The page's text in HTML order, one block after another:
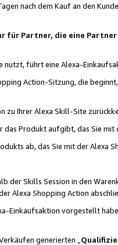
nach dem Kauf an den
für Partner, die eine
führt eine Alexa-
Action-Sitzung, die
zu Ihrer Alexa Skill-Site
Produkt aufgibt, das Sie mit
ab, das Sie mit der Alexa
der Skills Session in den
Alexa Shopping Action
Einkaufsaktion vorgestellt
generierten „